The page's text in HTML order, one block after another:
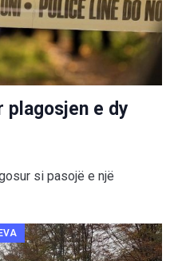
plagosjen e dy
si pasojë e një